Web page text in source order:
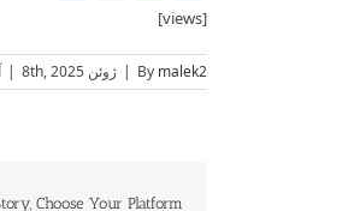
[views]
By malek2
| ژوئن 8th, 2025 |
Choose Your Platform!